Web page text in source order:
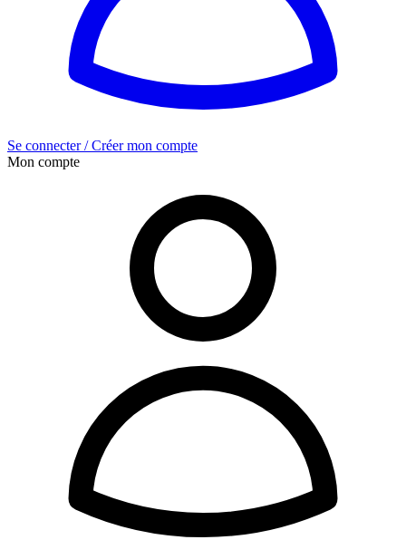
Se connecter / Créer mon compte
Mon compte